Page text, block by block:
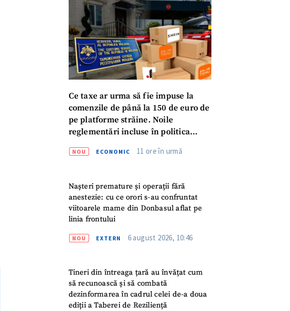
Ce taxe ar urma să fie impuse la
comenzile de până la 150 de euro de
pe platforme străine. Noile
reglementări incluse în politica
NOU ECONOMIC 11 ore în urmă
Nașteri premature și operații fără
anestezie: cu ce orori s-au confruntat
viitoarele mame din Donbasul aflat pe
linia frontului
NOU EXTERN 6 august 2026, 10:46
Tineri din întreaga țară au învățat cum
să recunoască și să combată
dezinformarea în cadrul celei de-a doua
ediții a Taberei de Reziliență
+ Numele meu
+ Telefon personal